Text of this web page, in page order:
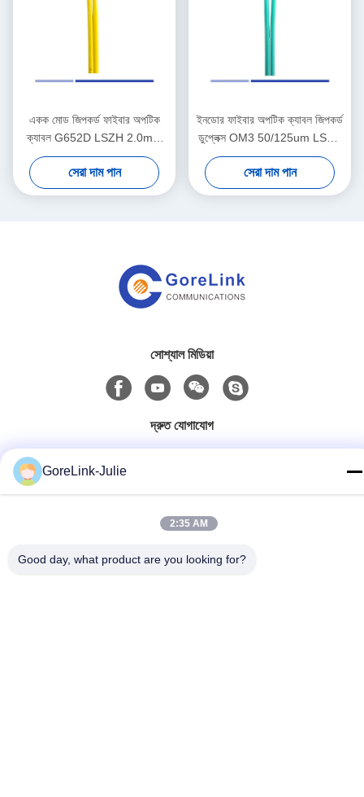
একক মোড জিপকর্ড ফাইবার অপটিক
ক্যাবল G652D LSZH 2.0mm
ইনডোর অ্যাপ্লিকেশনের জন্য
সেরা দাম পান
ইনডোর ফাইবার অপটিক ক্যাবল জিপকর্ড
ডুপ্লেক্স OM3 50/125um LSZH
জ্যাকেট 2.0mm হালকা ওজন
সেরা দাম পান
সোশ্যাল মিডিয়া
দ্রুত যোগাযোগ
ঠিকানা
GoreLink-Julie
2:35 AM
Good day, what product are you looking for?